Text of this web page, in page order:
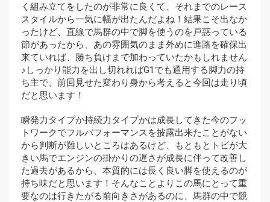
く組み立てをしたのが非常に良くて、それまでのレース
スタイルから一気に幅が出たんだよね！結果こそ出なか
ったけど、直線で馬群の中で脚を使うのを戸惑っている
節があったから、あの雰囲気のまま外めに進路を確保出
来ていれば、勝ち負けまで加わっていたかもしれません
♪しっかり能力を出し切れればG1でも通用する脚力の持
ち主で、前回見せた変わり身から考えると今回は走り頃
だと思います！
瞬発力タイプか持続力タイプかは成長してきた今のフッ
トワークでフルパフォーマンスを披露出来たことがない
から判断が難しいところはあるけど、もともとトビが大
きい馬でエンジンの掛かりの遅さが成長に伴って改善し
た過去があるから、本質的には長く良い脚を使えるのが
持ち味だと思います！そんなことよりこの馬にとって重
要なのは行きたがる前向きさがあるのに、馬群の中で競